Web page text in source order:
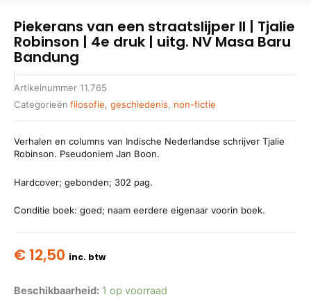
Piekerans van een straatslijper II | Tjalie
Robinson | 4e druk | uitg. NV Masa Baru
Bandung
Artikelnummer 11.765
Categorieën filosofie, geschiedenis, non-fictie
Verhalen en columns van Indische Nederlandse schrijver Tjalie
Robinson. Pseudoniem Jan Boon.
Hardcover; gebonden; 302 pag.
Conditie boek: goed; naam eerdere eigenaar voorin boek.
€ 12,50 inc. btw
Beschikbaarheid: 1 op voorraad